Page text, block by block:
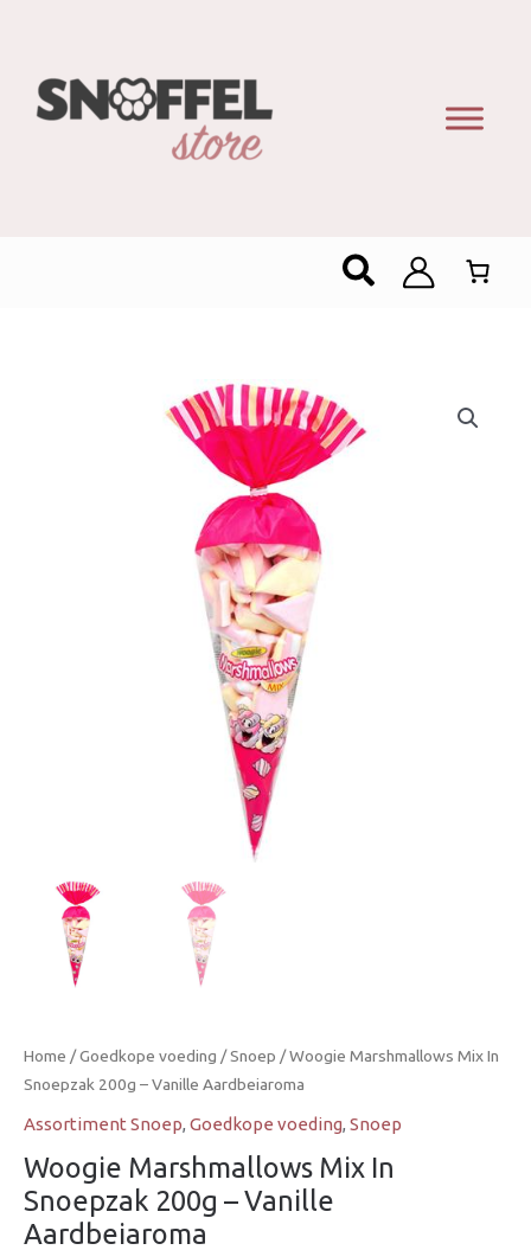
Zoeken
Home /Goedkope voeding /Snoep / Woogie Marshmallows Mix In
Snoepzak 200g – Vanille Aardbeiaroma
Assortiment Snoep, Goedkope voeding, Snoep
Woogie Marshmallows Mix In
Snoepzak 200g – Vanille
Aardbeiaroma